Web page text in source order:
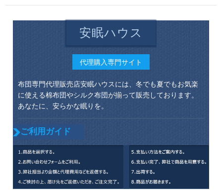
安眠ハウス
代理購入専門サイト
布団専門代理販売店安眠ハウスには、冬でも夏でもお気楽
に使える棉布団やシルク布団が揃って販売しております。
あなたに、安らかな眠りを。
ご利用ガイド